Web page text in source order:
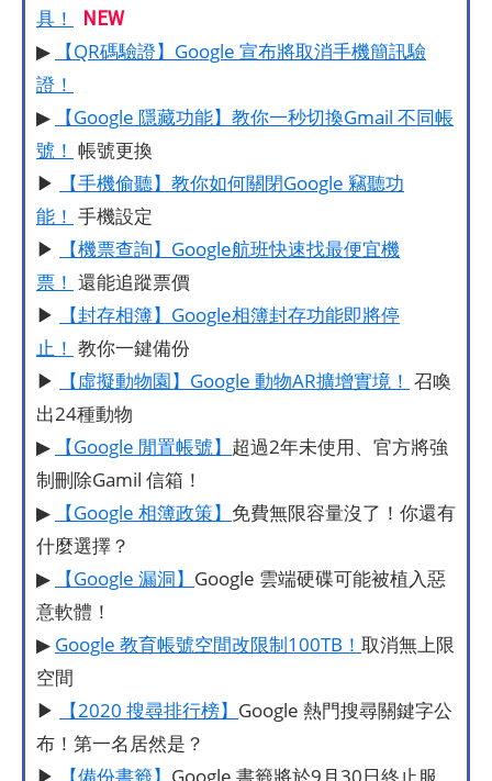
具！ NEW
▶
【QR碼驗證】Google 宣布將取消手機簡訊驗
證！
▶
【Google 隱藏功能】教你一秒切換Gmail 不同帳
號！ 帳號更換
▶
【手機偷聽】教你如何關閉Google 竊聽功
能！ 手機設定
▶
【機票查詢】Google航班快速找最便宜機
票！ 還能追蹤票價
▶
【封存相簿】Google相簿封存功能即將停
止！ 教你一鍵備份
▶
【虛擬動物園】Google 動物AR擴增實境！ 召喚
出24種動物
▶
【Google 閒置帳號】 超過2年未使用、官方將強
制刪除Gamil 信箱！
▶
【Google 相簿政策】 免費無限容量沒了！你還有
什麼選擇？
▶
【Google 漏洞】 Google 雲端硬碟可能被植入惡
意軟體！
▶ Google 教育帳號空間改限制100TB！ 取消無上限
空間
▶
【2020 搜尋排行榜】 Google 熱門搜尋關鍵字公
布！第一名居然是？